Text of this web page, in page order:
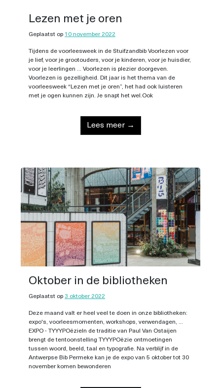
Lezen met je oren
Geplaatst op 10 november 2022
Tijdens de voorleesweek in de Stuifzandbib Voorlezen voor
je lief, voor je grootouders, voor je kinderen, voor je huisdier,
voor je leerlingen … Voorlezen is plezier doorgeven.
Voorlezen is gezelligheid. Dit jaar is het thema van de
voorleesweek “Lezen met je oren”, het had ook luisteren
met je ogen kunnen zijn. Je snapt het wel.Ook
Lees meer →
Oktober in de bibliotheken
Geplaatst op 3 oktober 2022
Deze maand valt er heel veel te doen in onze bibliotheken:
expo's, voorleesmomenten, workshops, verwendagen, ...
EXPO - TYYYPOëzieIn de traditie van Paul Van Ostaijen
brengt de tentoonstelling TYYYPOëzie ontmoetingen
tussen woord, beeld, taal en typografie. Na verblijf in de
Antwerpse Bib Permeke kan je de expo van 5 oktober tot 30
november komen bewonderen